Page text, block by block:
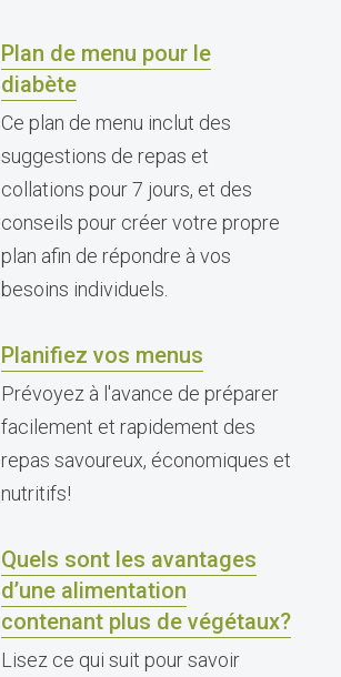
Plan de menu pour le
diabète
Ce plan de menu inclut des
suggestions de repas et
collations pour 7 jours, et des
conseils pour créer votre propre
plan afin de répondre à vos
besoins individuels.
Planifiez vos menus
Prévoyez à l'avance de préparer
facilement et rapidement des
repas savoureux, économiques et
nutritifs!
Quels sont les avantages
d’une alimentation
contenant plus de végétaux?
Lisez ce qui suit pour savoir